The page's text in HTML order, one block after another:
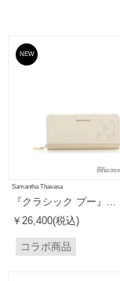
NEW
Samantha Thavasa
『クラシック プー』...
￥26,400(税込)
コラボ商品